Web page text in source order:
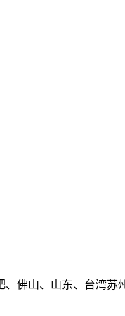
佛山、山东、台湾苏